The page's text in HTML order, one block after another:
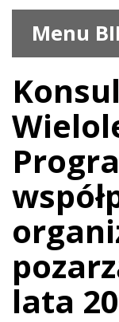
Menu
lata